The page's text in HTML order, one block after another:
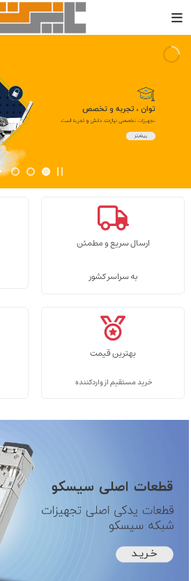
ارسال سریع و مطمئن
به سراسر کشور
بهترین قیمت
خرید مستقیم از واردکننده